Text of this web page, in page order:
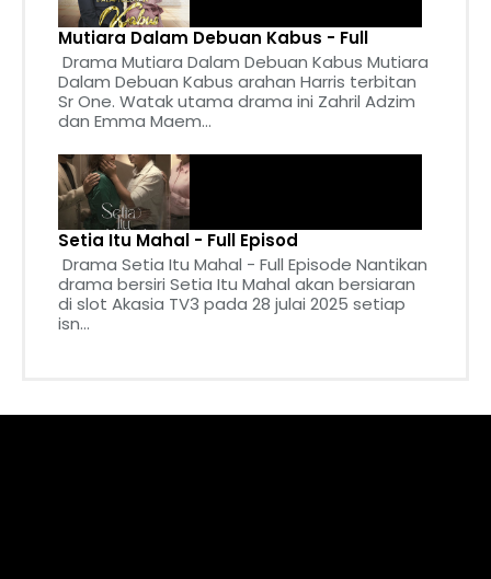
Mutiara Dalam Debuan Kabus - Full
Drama Mutiara Dalam Debuan Kabus Mutiara
Dalam Debuan Kabus arahan Harris terbitan
Sr One. Watak utama drama ini Zahril Adzim
dan Emma Maem...
Setia Itu Mahal - Full Episod
Drama Setia Itu Mahal - Full Episode Nantikan
drama bersiri Setia Itu Mahal akan bersiaran
di slot Akasia TV3 pada 28 julai 2025 setiap
isn...